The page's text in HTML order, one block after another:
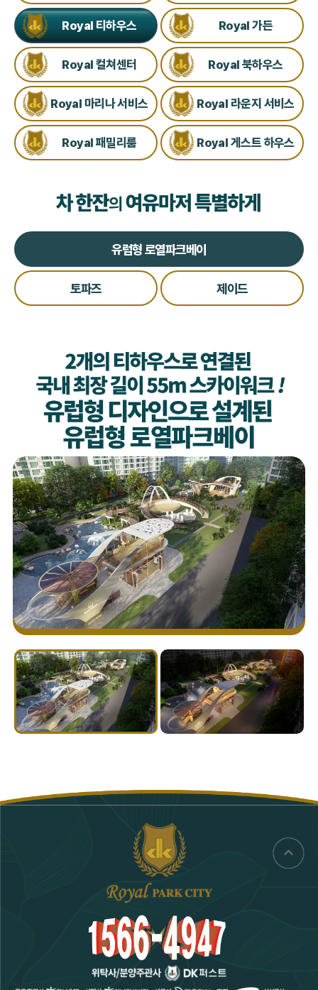
Royal 티하우스 Royal 가든
Royal 컬쳐센터 Royal 북하우스
Royal 마리나 서비스 Royal 라운지 서비스
Royal 패밀리룸 Royal 게스트 하우스
유럽형 로열파크베이
토파즈 제이드